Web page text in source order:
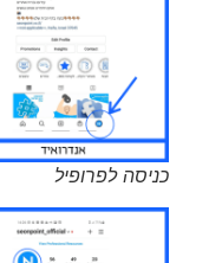
כניסה לפרופיל